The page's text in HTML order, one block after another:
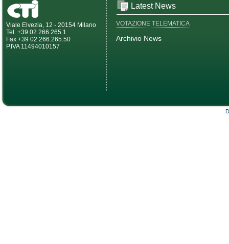
Viale Elvezia, 12 - 20154 Milano
Tel. +39 02 266.265.1
Fax +39 02 266.265.50
P.IVA 11494010157
Latest News
VOTAZIONE TELEMATICA
Archivio News